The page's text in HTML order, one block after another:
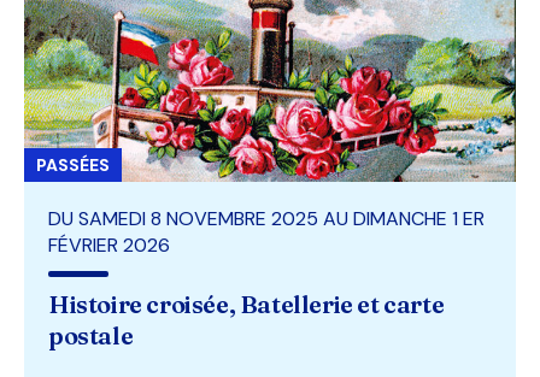
PASSÉES
DU SAMEDI 8 NOVEMBRE 2025 AU DIMANCHE 1 ER
FÉVRIER 2026
Histoire croisée, Batellerie et carte
postale